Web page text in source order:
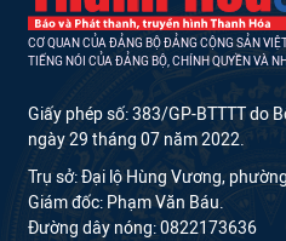
CƠ QUAN CỦA ĐẢNG BỘ ĐẢNG CỘNG SẢN
TIẾNG NÓI CỦA ĐẢNG BỘ, CHÍNH QUYỀN VÀ
Giấy phép số: 383/GP-BTTTT do
ngày 29 tháng 07 năm 2022.
Trụ sở: Đại lộ Hùng Vương,
Giám đốc: Phạm Văn Báu.
Đường dây nóng: 0822173636